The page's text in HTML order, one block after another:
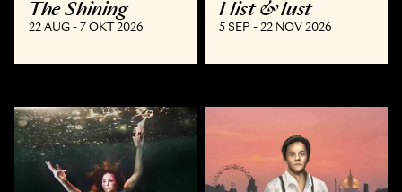
The Shining
22 AUG - 7 OKT 2026
I list & lust
5 SEP - 22 NOV 2026